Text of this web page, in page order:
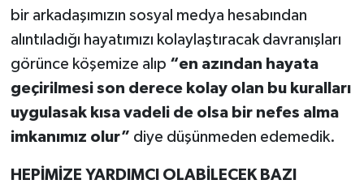
bir arkadaşımızın sosyal medya hesabından
alıntıladığı hayatımızı kolaylaştıracak davranışları
görünce köşemize alıp “en azından hayata
geçirilmesi son derece kolay olan bu kuralları
uygulasak kısa vadeli de olsa bir nefes alma
imkanımız olur” diye düşünmeden edemedik.
HEPİMİZE YARDIMCI OLABİLECEK BAZI